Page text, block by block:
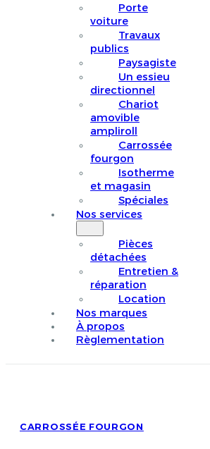
Porte
voiture
Travaux
publics
Paysagiste
Un essieu
directionnel
Chariot
amovible
ampliroll
Carrossée
fourgon
Isotherme
et magasin
Spéciales
Nos services
Pièces
détachées
Entretien &
réparation
Location
Nos marques
À propos
Règlementation
CARROSSÉE FOURGON